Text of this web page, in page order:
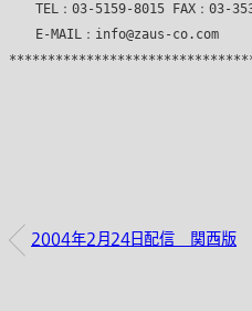
TEL：03-5159-8015 FAX：03-
E-MAIL：info@zaus-co.com
2004年2月24日配信 関西版